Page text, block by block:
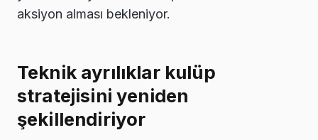
aksiyon alması bekleniyor.
Teknik ayrılıklar kulüp
stratejisini yeniden
şekillendiriyor